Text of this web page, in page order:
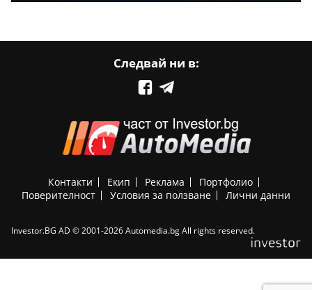
Следвай ни в:
Контакти Екип Реклама
Портфолио
Поверителност
Условия за ползване Лични данни
Investor.BG AD © 2001-2026 Automedia.bg All rights reserved.